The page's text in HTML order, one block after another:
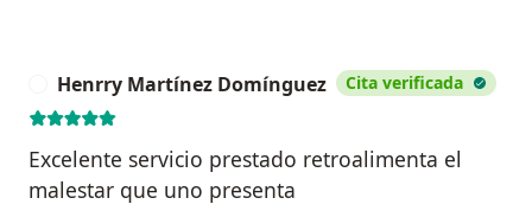
Henrry Martínez Domínguez Cita verificada
Excelente servicio prestado retroalimenta el
malestar que uno presenta